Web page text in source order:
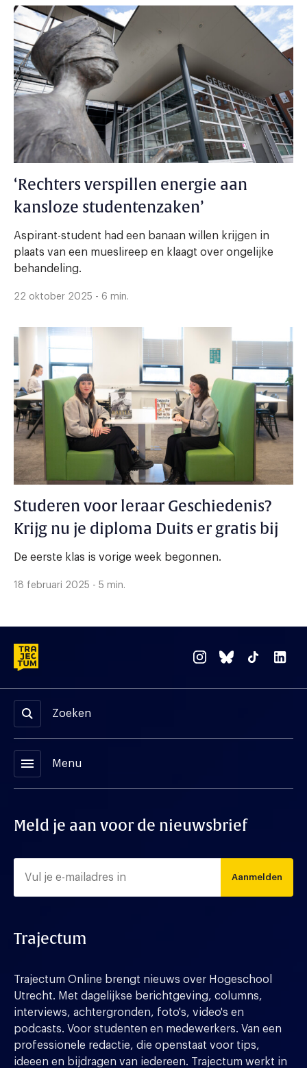
‘Rechters verspillen energie aan
kansloze studentenzaken’
Aspirant-student had een banaan willen krijgen in
plaats van een mueslireep en klaagt over ongelijke
behandeling.
22 oktober 2025 - 6 min.
Studeren voor leraar Geschiedenis?
Krijg nu je diploma Duits er gratis bij
De eerste klas is vorige week begonnen.
18 februari 2025 - 5 min.
Zoeken
menu Menu
Meld je aan voor de nieuwsbrief
Aanmelden
Trajectum
Trajectum Online brengt nieuws over Hogeschool
Utrecht. Met dagelijkse berichtgeving, columns,
interviews, achtergronden, foto's, video's en
podcasts. Voor studenten en medewerkers. Van een
professionele redactie, die openstaat voor tips,
ideeen en bijdragen van iedereen. Trajectum werkt in